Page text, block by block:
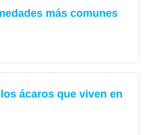
más comunes
ácaros que viven en